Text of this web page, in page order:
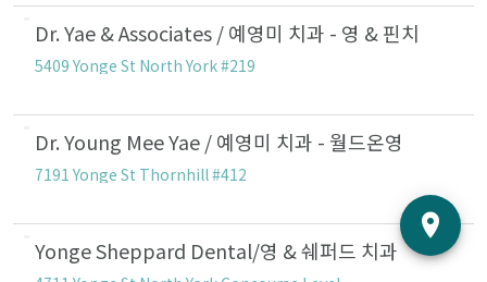
Dr. Yae & Associates / 예영미 치과 - 영 & 핀치
5409 Yonge St North York #219
Dr. Young Mee Yae / 예영미 치과 - 월드온영
7191 Yonge St Thornhill #412
Yonge Sheppard Dental/영 & 쉐퍼드 치과